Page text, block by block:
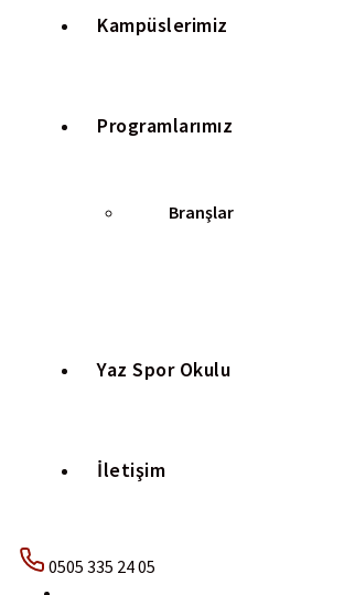
Kampüslerimiz
Programlarımız
Branşlar
Yaz Spor Okulu
İletişim
0505 335 24 05